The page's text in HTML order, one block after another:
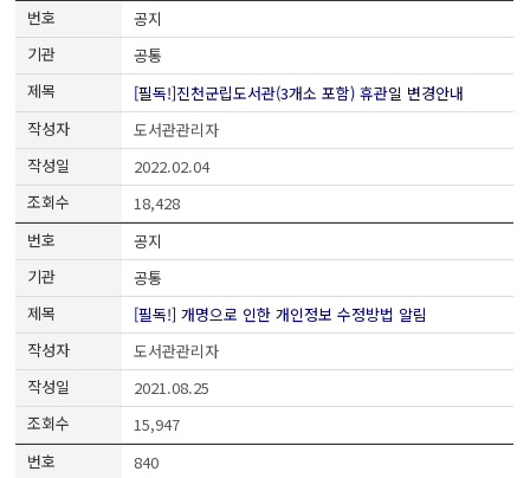
공지
공통
[필독!]진천군립도서관(3개소 포함) 휴관일 변경안내
도서관관리자
2022.02.04
18,428
공지
공통
[필독!] 개명으로 인한 개인정보 수정방법 알림
도서관관리자
2021.08.25
15,947
840